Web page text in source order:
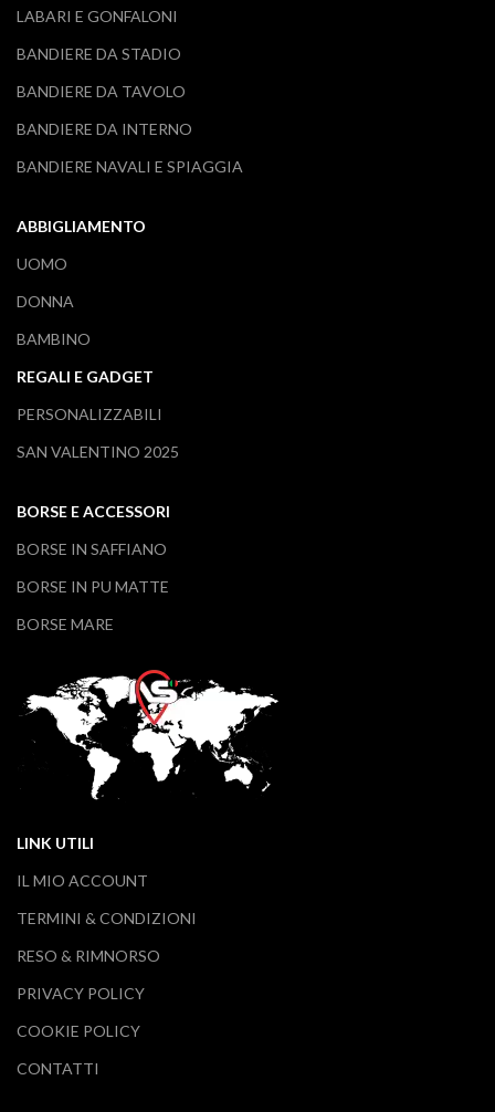
LABARI E GONFALONI
BANDIERE DA STADIO
BANDIERE DA TAVOLO
BANDIERE DA INTERNO
BANDIERE NAVALI E SPIAGGIA
ABBIGLIAMENTO
UOMO
DONNA
BAMBINO
REGALI E GADGET
PERSONALIZZABILI
SAN VALENTINO 2025
BORSE E ACCESSORI
BORSE IN SAFFIANO
BORSE IN PU MATTE
BORSE MARE
LINK UTILI
IL MIO ACCOUNT
TERMINI & CONDIZIONI
RESO & RIMNORSO
PRIVACY POLICY
COOKIE POLICY
CONTATTI